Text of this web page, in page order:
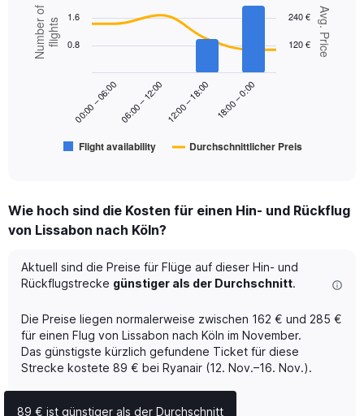
displaying
values.
Range:
Combination
chart
with
data
categories.
Range:
categories.
The
chart
2
Y
axes
displaying
Chart
graphic.
Avg. Price
Number offlights
Flight availability Durchschnittlicher Preis
00:00 – 06:0006:00 – 12:00 12:00 – 18:00 18:00 – 0:00
120 €
240 €
0.8
1.6
Wie hoch sind die Kosten für einen Hin- und Rückflug
von Lissabon nach Köln?
Aktuell sind die Preise für Flüge auf dieser Hin- und
Rückflugstrecke günstiger als der Durchschnitt.
Die Preise liegen normalerweise zwischen 162 € und 285 €
für einen Flug von Lissabon nach Köln im November.
Das günstigste kürzlich gefundene Ticket für diese
Strecke kostete 89 € bei Ryanair (12. Nov.–16. Nov.).
89 € ist günstiger als der Durchschnitt